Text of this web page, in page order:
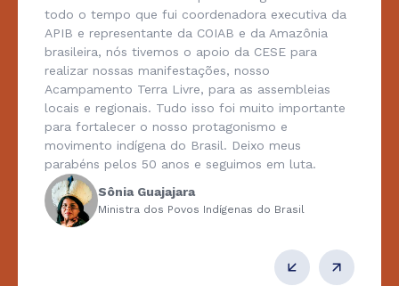
todo o tempo que fui coordenadora executiva da
APIB e representante da COIAB e da Amazônia
brasileira, nós tivemos o apoio da CESE para
realizar nossas manifestações, nosso
Acampamento Terra Livre, para as assembleias
locais e regionais. Tudo isso foi muito importante
para fortalecer o nosso protagonismo e
movimento indígena do Brasil. Deixo meus
parabéns pelos 50 anos e seguimos em luta.
Sônia Guajajara
Ministra dos Povos Indígenas do Brasil